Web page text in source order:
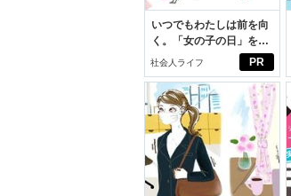
PR
いつでもわたしは前を向
く。「女の子の日」を前
向きに♪社会人エリ・大
社会人ライフ